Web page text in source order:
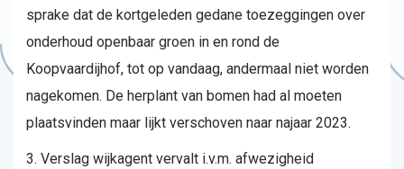
sprake dat de kortgeleden gedane toezeggingen over
onderhoud openbaar groen in en rond de
Koopvaardijhof, tot op vandaag, andermaal niet worden
nagekomen. De herplant van bomen had al moeten
plaatsvinden maar lijkt verschoven naar najaar 2023.
Verslag wijkagent vervalt i.v.m. afwezigheid